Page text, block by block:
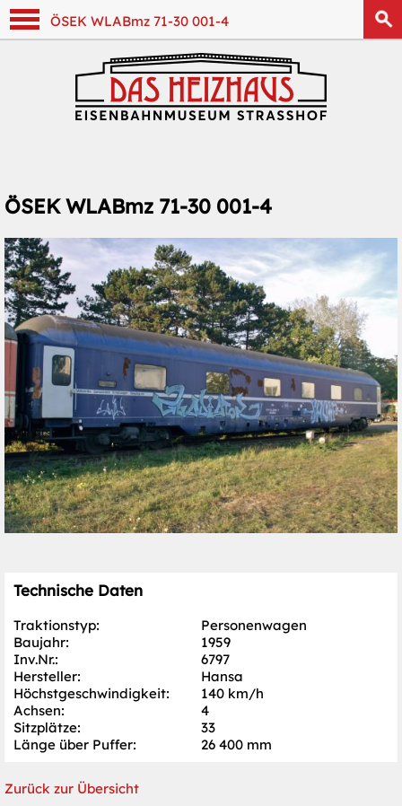
Navigation anzeigen
ÖSEK WLABmz 71-30 001-4
ÖSEK WLABmz 71-30 001-4
Technische Daten
Traktionstyp:
Personenwagen
Baujahr:
1959
Inv.Nr.:
6797
Hersteller:
Hansa
Höchst­geschwindigkeit:
140 km/h
Achsen:
4
Sitzplätze:
33
Länge über Puffer:
26 400 mm
Zurück zur Übersicht